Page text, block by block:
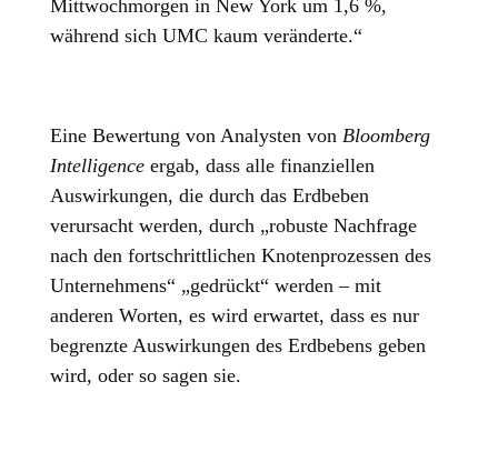
Mittwochmorgen in New York um 1,6 %,
während sich UMC kaum veränderte.“
Eine Bewertung von Analysten vonBloomberg
Intelligenceergab, dass alle finanziellen
Auswirkungen, die durch das Erdbeben
verursacht werden, durch „robuste Nachfrage
nach den fortschrittlichen Knotenprozessen des
Unternehmens“ „gedrückt“ werden – mit
anderen Worten, es wird erwartet, dass es nur
begrenzte Auswirkungen des Erdbebens geben
wird, oder so sagen sie.